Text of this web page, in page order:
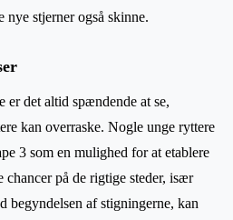
nye stjerner også skinne.
er det altid spændende at se,
kan overraske. Nogle unge ryttere
3 som en mulighed for at etablere
på de rigtige steder, især
begyndelsen af stigningerne, kan